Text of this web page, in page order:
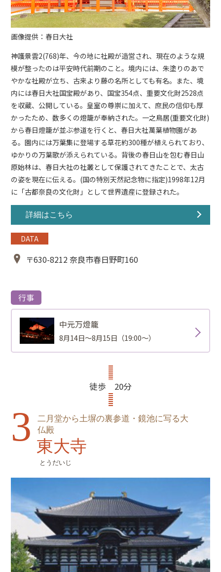
画像提供：春日大社
神護景雲2(768)年、今の地に社殿が造営され、現在のような規
模が整ったのは平安時代前期のこと。境内には、朱塗りのあで
やかな社殿が立ち、古来より藤の名所としても有名。また、境
内には春日大社国宝殿があり、国宝354点、重要文化財2528点
を収蔵、公開している。皇室の尊崇に加えて、庶民の信仰も厚
かったため、数多くの燈籠が奉納された。一之鳥居(重要文化財)
から春日燈籠が並ぶ参道を行くと、春日大社萬葉植物園があ
る。園内には万葉集に登場する草花約300種が植えられており、
ゆかりの万葉歌が添えられている。背後の春日山を包む春日山
原始林は、春日大社の社叢として保護されてきたことで、太古
の姿を現在に伝える。(国の特別天然記念物に指定)1998年12月
に「古都奈良の文化財」として世界遺産に登録された。
詳細はこちら
DATA
〒630-8212 奈良市春日野町160
行事
中元万燈籠
8月14日～8月15日（19:00～）
徒歩 20分
3
二月堂から土塀の裏参道・鏡池に写る大
仏殿
東大寺
とうだいじ